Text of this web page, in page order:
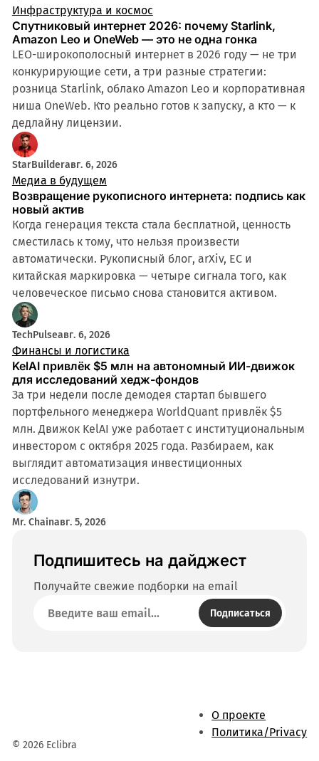
Инфраструктура и космос
Спутниковый интернет 2026: почему Starlink,
Amazon Leo и OneWeb — это не одна гонка
LEO-широкополосный интернет в 2026 году — не три
конкурирующие сети, а три разные стратегии:
розница Starlink, облако Amazon Leo и корпоративная
ниша OneWeb. Кто реально готов к запуску, а кто — к
дедлайну лицензии.
StarBuilderавг. 6, 2026
Медиа в будущем
Возвращение рукописного интернета: подпись как
новый актив
Когда генерация текста стала бесплатной, ценность
сместилась к тому, что нельзя произвести
автоматически. Рукописный блог, arXiv, ЕС и
китайская маркировка — четыре сигнала того, как
человеческое письмо снова становится активом.
TechPulseавг. 6, 2026
Финансы и логистика
KelAI привлёк $5 млн на автономный ИИ-движок
для исследований хедж-фондов
За три недели после демодея стартап бывшего
портфельного менеджера WorldQuant привлёк $5
млн. Движок KelAI уже работает с институциональным
инвестором с октября 2025 года. Разбираем, как
выглядит автоматизация инвестиционных
исследований изнутри.
Mr. Chainавг. 5, 2026
Подпишитесь на дайджест
Получайте свежие подборки на email
Подписаться
© 2026 Eclibra
О проекте
Политика/Privacy